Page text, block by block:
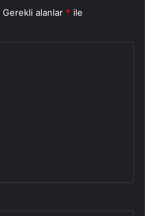
Gerekli alanlar * ile